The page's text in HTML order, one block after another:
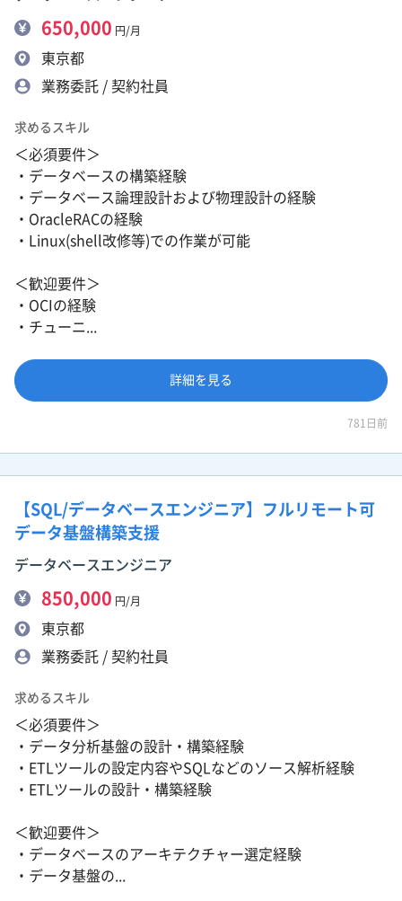
650,000 円/月
東京都
業務委託 / 契約社員
求めるスキル
＜必須要件＞
・データベースの構築経験
・データベース論理設計および物理設計の経験
・OracleRACの経験
・Linux(shell改修等)での作業が可能
＜歓迎要件＞
・OCIの経験
・チューニ...
詳細を見る
781日前
【SQL/データベースエンジニア】フルリモート可
データ基盤構築支援
データベースエンジニア
850,000 円/月
東京都
業務委託 / 契約社員
求めるスキル
＜必須要件＞
・データ分析基盤の設計・構築経験
・ETLツールの設定内容やSQLなどのソース解析経験
・ETLツールの設計・構築経験
＜歓迎要件＞
・データベースのアーキテクチャー選定経験
・データ基盤の...